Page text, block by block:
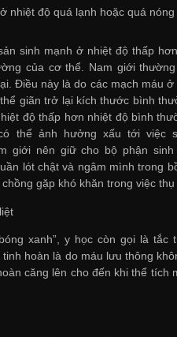
nhiệt độ quá lạnh hoặc quá nóng
sinh mạnh ở nhiệt độ thấp
của cơ thể. Nam giới
Điều này là do các mạch máu
giãn trở lại kích thước bình
độ thấp hơn nhiệt độ bình
thể ảnh hưởng xấu tới việc
giới nên giữ cho bộ phận
lót chật và ngâm mình trong
chồng gặp khó khăn trong việc thụ
xanh”, y học còn gọi là tắc
hoàn là do máu lưu thông
căng lên cho đến khi thể tích